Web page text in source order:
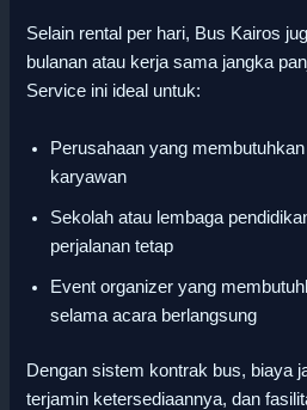
Selain rental per hari, Bus Kairos
bulanan atau kerja sama jangka
Service ini ideal untuk:
Perusahaan yang
karyawan
Sekolah atau lembaga
perjalanan tetap
Event organizer yang
selama acara berlangsung
Dengan sistem kontrak bus, biaya
terjamin ketersediaannya, dan